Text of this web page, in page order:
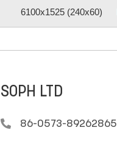
6100x1525 (240x60)
SOPH LTD
 86-0573-89262865